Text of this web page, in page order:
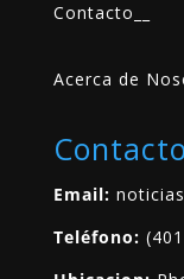
Contacto
Acerca de
Contacto
Email:
Teléfono: